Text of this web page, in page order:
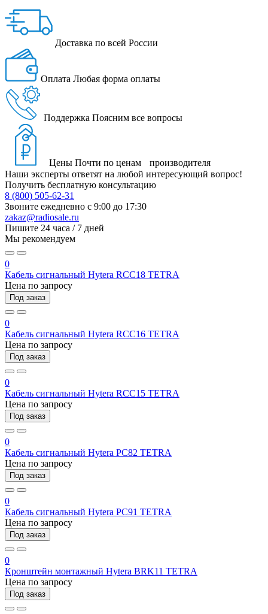
Доставка по всей России
Оплата Любая форма оплаты
Поддержка Поясним все вопросы
Цены Почти по ценам производителя
Наши эксперты ответят на любой интересующий вопрос!
Получить бесплатную консультацию
8 (800) 505-62-31
Звоните ежедневно с 9:00 до 17:30
zakaz@radiosale.ru
Пишите 24 часа / 7 дней
Мы рекомендуем
0
Кабель сигнальный Hytera RCC18 TETRA
Цена по запросу
Под заказ
0
Кабель сигнальный Hytera RCC16 TETRA
Цена по запросу
Под заказ
0
Кабель сигнальный Hytera RCC15 TETRA
Цена по запросу
Под заказ
0
Кабель сигнальный Hytera PC82 TETRA
Цена по запросу
Под заказ
0
Кабель сигнальный Hytera PC91 TETRA
Цена по запросу
Под заказ
0
Кронштейн монтажный Hytera BRK11 TETRA
Цена по запросу
Под заказ